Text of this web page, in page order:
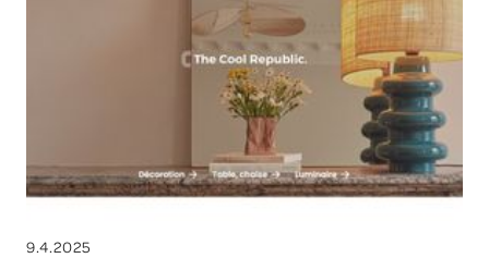
9.4.2025